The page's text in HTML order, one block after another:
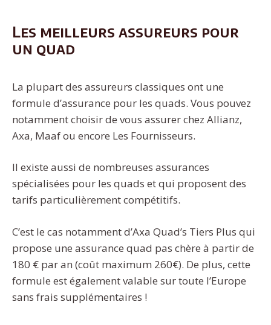
Les meilleurs assureurs pour
un quad
La plupart des assureurs classiques ont une
formule d’assurance pour les quads. Vous pouvez
notamment choisir de vous assurer chez Allianz,
Axa, Maaf ou encore Les Fournisseurs.
Il existe aussi de nombreuses assurances
spécialisées pour les quads et qui proposent des
tarifs particulièrement compétitifs.
C’est le cas notamment d’Axa Quad’s Tiers Plus qui
propose une assurance quad pas chère à partir de
180 € par an (coût maximum 260€). De plus, cette
formule est également valable sur toute l’Europe
sans frais supplémentaires !